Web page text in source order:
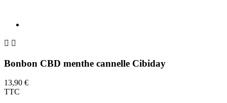
 
Bonbon CBD menthe cannelle Cibiday
13,90 €
TTC